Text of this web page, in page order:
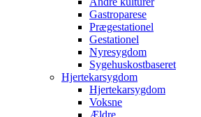
Gastroparese
Prægestationel
Gestationel
Nyresygdom
Sygehuskostbaseret
Hjertekarsygdom
Hjertekarsygdom
Voksne
Ældre